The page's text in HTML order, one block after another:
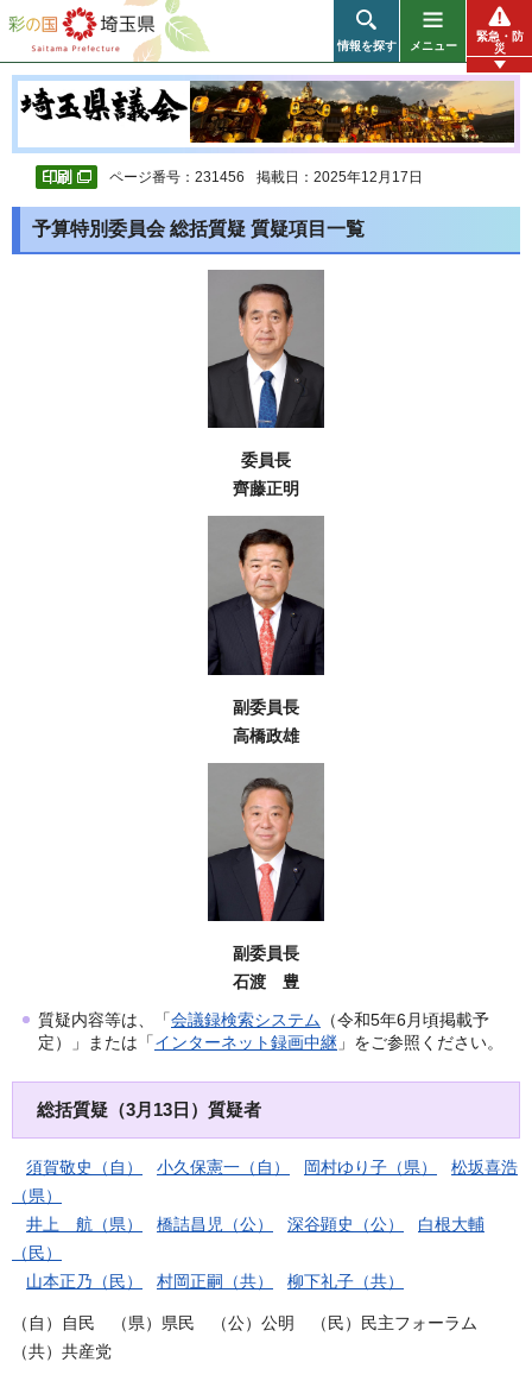
彩の国 埼玉県
情報を探す メニュー
緊急・防
災
ページ番号：231456 掲載日：2025年12月17日
予算特別委員会 総括質疑 質疑項目一覧
委員長
齊藤正明
副委員長
高橋政雄
副委員長
石渡 豊
質疑内容等は、「会議録検索システム （令和5年6月頃掲載予
定）」または「インターネット録画中継 」をご参照ください。
総括質疑（3月13日）質疑者
須賀敬史（自） 小久保憲一（自） 岡村ゆり子（県）
松坂喜浩
（県）
井上 航（県）
橋詰昌児（公） 深谷顕史（公）
白根大輔
（民）
山本正乃（民）
村岡正嗣（共） 柳下礼子（共）
（自）自民 （県）県民 （公）公明 （民）民主フォーラム
（共）共産党